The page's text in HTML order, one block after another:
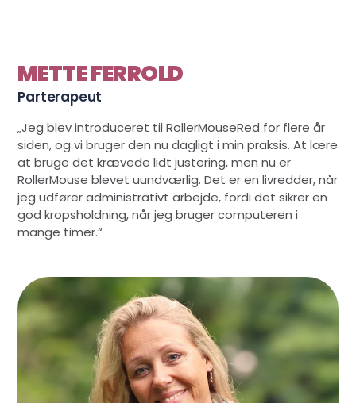
METTE FERROLD
Parterapeut
„Jeg blev introduceret til RollerMouseRed for flere år
siden, og vi bruger den nu dagligt i min praksis. At lære
at bruge det krævede lidt justering, men nu er
RollerMouse blevet uundværlig. Det er en livredder, når
jeg udfører administrativt arbejde, fordi det sikrer en
god kropsholdning, når jeg bruger computeren i
mange timer.“